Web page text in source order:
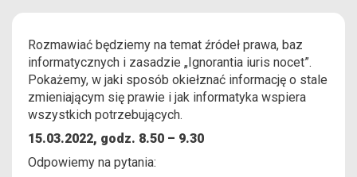
Rozmawiać będziemy na temat źródeł prawa, baz
informatycznych i zasadzie „Ignorantia iuris nocet”.
Pokażemy, w jaki sposób okiełznać informację o stale
zmieniającym się prawie i jak informatyka wspiera
wszystkich potrzebujących.
15.03.2022, godz. 8.50 – 9.30
Odpowiemy na pytania: